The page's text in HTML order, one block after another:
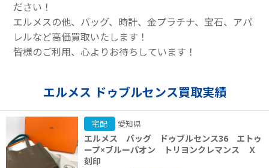
ださい！
エルメスの他、バッグ、時計、金プラチナ、宝石、アパ
レルなど高価買取いたします！
皆様のご利用、心よりお待ちしています！
エルメス ドゥブルセンス買取実績
宅配 愛知県
エルメス バッグ ドゥブルセンス36 エトゥ
ープ×ブルーパオン トリヨンクレマンス Ｘ
刻印